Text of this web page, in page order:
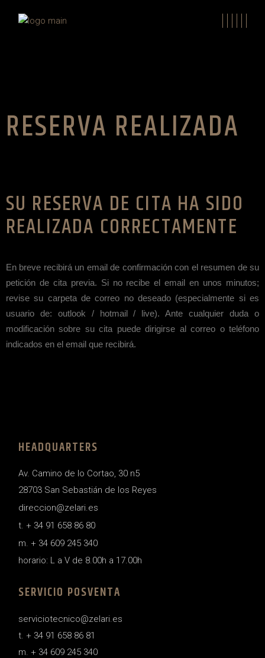
RESERVA REALIZADA
SU RESERVA DE CITA HA SIDO
REALIZADA CORRECTAMENTE
En breve recibirá un email de confirmación con el resumen de su
petición de cita previa. Si no recibe el email en unos minutos;
revise su carpeta de correo no deseado (especialmente si es
usuario de: outlook / hotmail / live). Ante cualquier duda o
modificación sobre su cita puede dirigirse al correo o teléfono
indicados en el email que recibirá.
HEADQUARTERS
Av. Camino de lo Cortao, 30 n5
28703 San Sebastián de los Reyes
direccion@zelari.es
t. + 34 91 658 86 80
m. + 34 609 245 340
horario: L a V de 8.00h a 17.00h
SERVICIO POSVENTA
serviciotecnico@zelari.es
t. + 34 91 658 86 81
m. + 34 609 245 340